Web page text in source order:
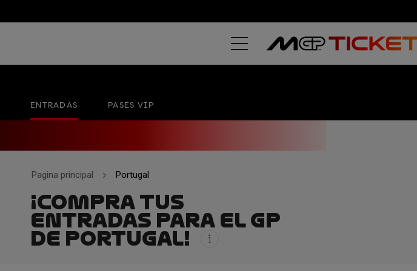
REPSOL GRAND
ENTRADAS PASES VIP
Pagina principal Portugal
¡COMPRA TUS
ENTRADAS PARA EL GP
DE PORTUGAL!